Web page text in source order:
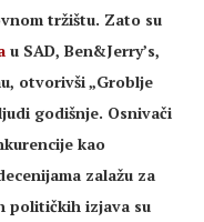
tržištu. Zato su
u SAD, Ben&Jerry’s,
otvorivši „Groblje
godišnje. Osnivači
kao
zalažu za
političkih izjava su